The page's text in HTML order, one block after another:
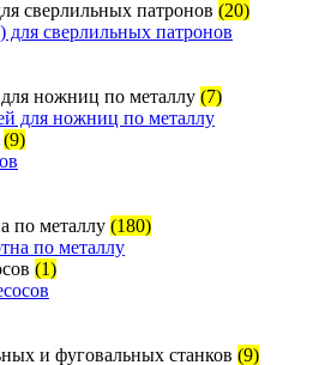
сверлильных патронов (20)
ножниц по металлу (7)
(9)
по металлу (180)
(1)
и фуговальных станков (9)